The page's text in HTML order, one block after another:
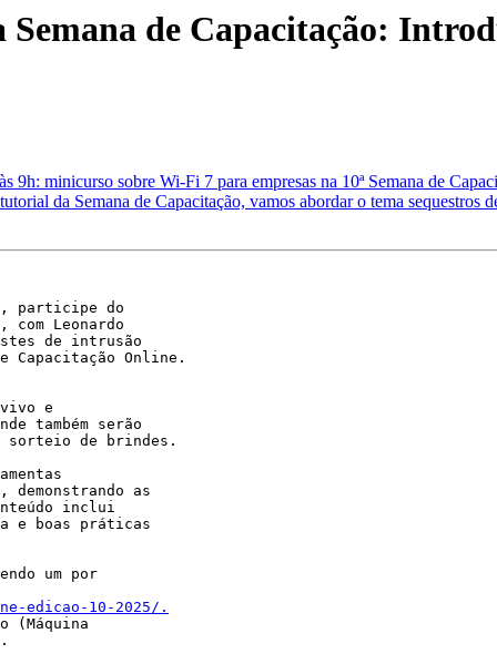
de Capacitação:
9h: minicurso sobre Wi-Fi 7 para empresas na 10ª Semana de
da Semana de Capacitação, vamos abordar o tema sequestros
participe do
Leonardo
de intrusão
Capacitação Online.
vivo e
também serão
sorteio de brindes.
demonstrando as
inclui
e boas práticas
um por
edicao-10-2025/.
(Máquina